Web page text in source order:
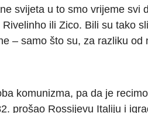
svijeta u to smo vrijeme svi
ili Zico. Bili su tako
– samo što su, za razliku
komunizma, pa da je
prošao Rossijevu Italiju i